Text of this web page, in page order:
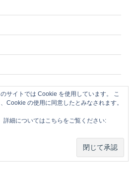
Ride(1)
サイトでは Cookie を使用しています。 こ
Cookie の使用に同意したとみなされます。
詳細についてはこちらをご覧ください: